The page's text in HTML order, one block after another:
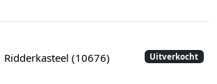
Uitverkocht
Ridderkasteel (10676)